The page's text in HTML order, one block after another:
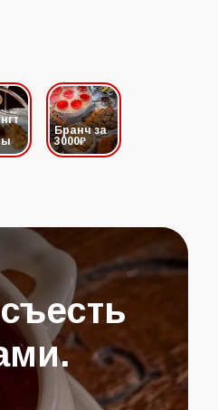
Бранч за
3000₽